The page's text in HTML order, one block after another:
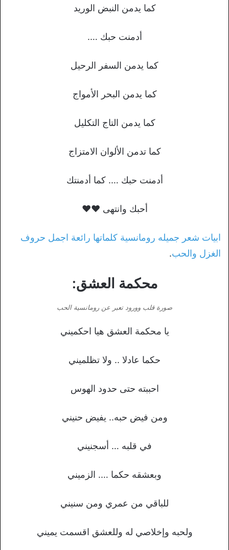
كما يدمن النبض الوريد
أدمنت حبك ….
كما يدمن السفر الرحيل
كما يدمن البحر الأمواج
كما يدمن التاج التكليل
كما تدمن الألوان الامتزاج
أدمنت حبك …. كما أدمنتك
أحبك وانتهى ❤❤
ابيات شعر جميله رومانسية كلماتها رائعة اجمل حروف
الغزل والحب.
محكمة العشق:
صورة قلب وورود تعبر عن رومانسية الحب
يا محكمة العشق هيا احكميني
حكما عادلا .. ولا تظلميني
احببته حتى حدود الهوس
ومن فيض حبه.. يفيض حنيني
في قلبه … أسجنيني
وبعشقه حكما …. الزميني
للباقي من عمري ومن سنيني
ولحبه وإخلاصي له وللعشق اقسمت يميني